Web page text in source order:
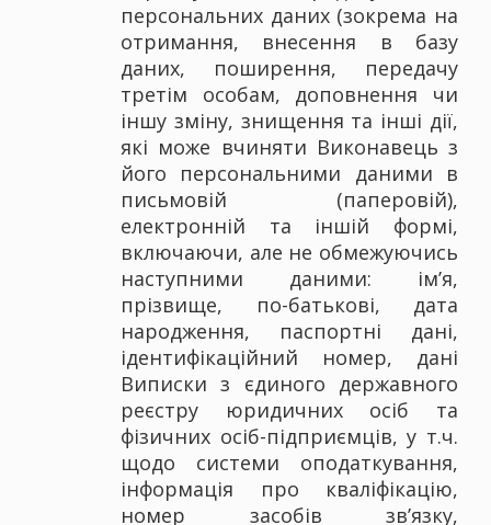
персональних даних (зокрема на
отримання, внесення в базу
даних, поширення, передачу
третім особам, доповнення чи
іншу зміну, знищення та інші дії,
які може вчиняти Виконавець з
його персональними даними в
письмовій (паперовій),
електронній та іншій формі,
включаючи, але не обмежуючись
наступними даними: ім’я,
прізвище, по-батькові, дата
народження, паспортні дані,
ідентифікаційний номер, дані
Виписки з єдиного державного
реєстру юридичних осіб та
фізичних осіб-підприємців, у т.ч.
щодо системи оподаткування,
інформація про кваліфікацію,
номер засобів зв’язку,